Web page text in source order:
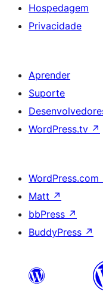
Hospedagem
Privacidade
Aprender
Suporte
WordPress.tv ↗
WordPress.com
Matt ↗
bbPress ↗
BuddyPress ↗